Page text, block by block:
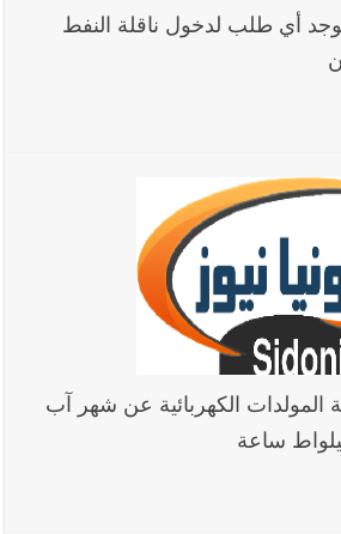
يوجد أي طلب لدخول ناقلة النفط
المولدات الكهربائية عن شهر آب